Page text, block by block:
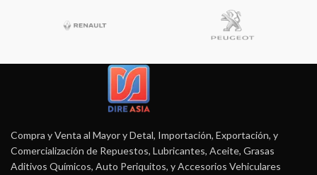
Compra y Venta al Mayor y Detal, Importación, Exportación, y
Comercialización de Repuestos, Lubricantes, Aceite, Grasas
Aditivos Químicos, Auto Periquitos, y Accesorios Vehiculares